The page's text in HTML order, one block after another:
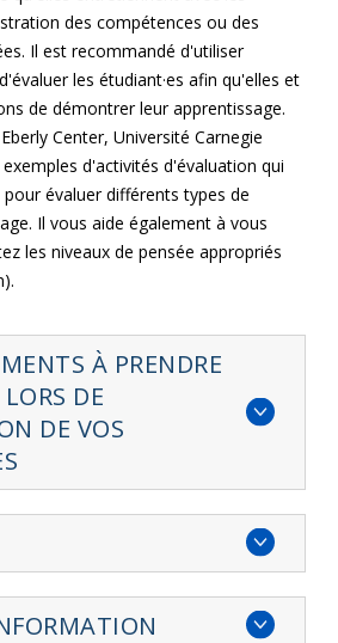
des compétences ou des
Il est recommandé d'utiliser
les étudiant·es afin qu'elles et
de démontrer leur apprentissage.
Center, Université Carnegie
d'activités d'évaluation qui
évaluer différents types de
Il vous aide également à vous
les niveaux de pensée appropriés
À PRENDRE
DE
DE VOS